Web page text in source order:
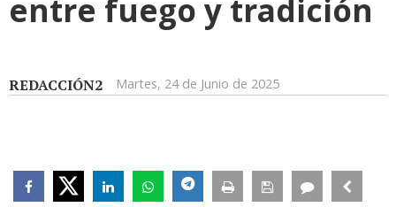
entre fuego y tradición
REDACCIÓN2 Martes, 24 de Junio de 2025